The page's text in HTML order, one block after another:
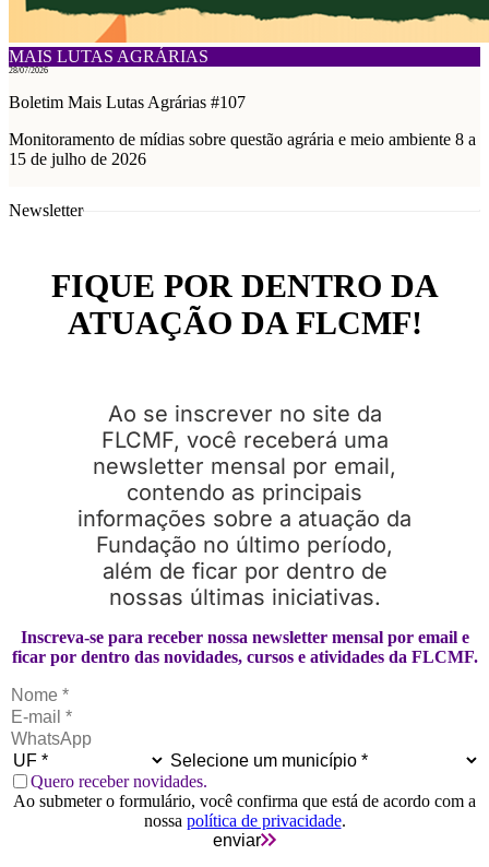
MAIS LUTAS AGRÁRIAS
28/07/2026
Boletim Mais Lutas Agrárias #107
Monitoramento de mídias sobre questão agrária e meio ambiente 8 a
15 de julho de 2026
Newsletter
Inscreva-se para receber nossa newsletter mensal por email e
ficar por dentro das novidades, cursos e atividades da FLCMF.
Quero receber novidades.
Ao submeter o formulário, você confirma que está de acordo com a
nossa política de privacidade.
enviar
FIQUE POR DENTRO DA
ATUAÇÃO DA FLCMF!
Ao se inscrever no site da
FLCMF, você receberá uma
newsletter mensal por email,
contendo as principais
informações sobre a atuação da
Fundação no último período,
além de ficar por dentro de
nossas últimas iniciativas.